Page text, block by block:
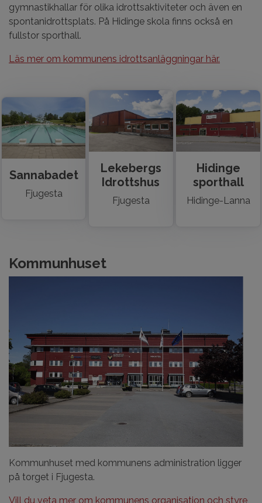
gymnastikhallar för olika idrottsaktiviteter och även en
spontanidrottsplats. På Hidinge skola finns också en
fullstor sporthall.
Läs mer om kommunens idrottsanläggningar här.
Sannabadet
Fjugesta
Lekebergs
Idrottshus
Fjugesta
Hidinge
sporthall
Hidinge-Lanna
Kommunhuset
Kommunhuset med kommunens administration ligger
på torget i Fjugesta.
Vill du veta mer om kommunens organisation och styre,